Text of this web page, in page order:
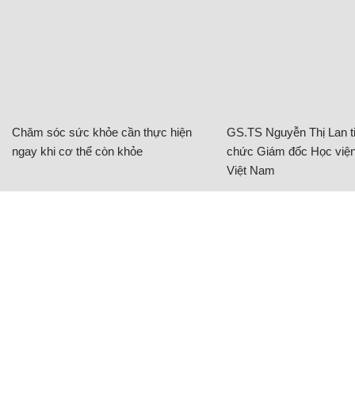
Chăm sóc sức khỏe cần thực hiện
ngay khi cơ thể còn khỏe
GS.TS Nguyễn Thị Lan
chức Giám đốc Học
Việt Nam